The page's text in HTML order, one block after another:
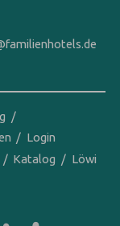
Login
Katalog
Löwi